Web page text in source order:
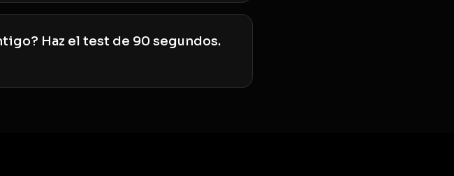
Haz el test de 90 segundos.